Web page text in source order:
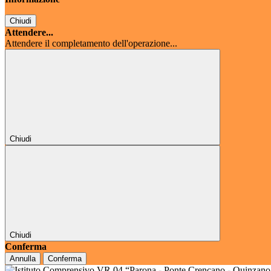
Chiudi
Attendere...
Attendere il completamento dell'operazione...
Chiudi
Chiudi
Conferma
Annulla Conferma